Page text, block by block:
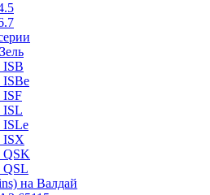
ISB
ISBe
ISF
ISL
ISLe
ISX
QSK
QSL
на Валдай